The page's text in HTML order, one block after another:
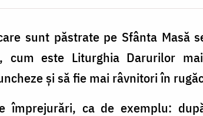
sunt păstrate pe Sfânta Masă
cum este Liturghia Darurilor
și să fie mai râvnitori în
ca de exemplu: